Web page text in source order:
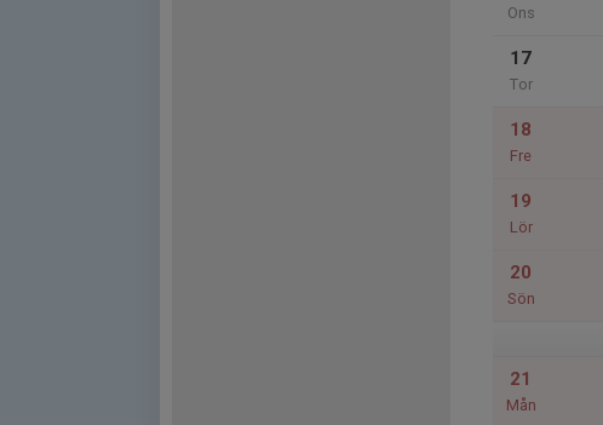
Ons
17
Tor
18
Fre
19
Lör
20
Sön
21
Mån